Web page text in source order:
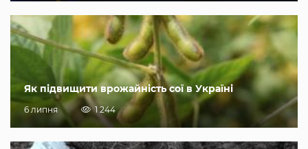
Як підвищити врожайність сої в Україні
6 липня 1 244